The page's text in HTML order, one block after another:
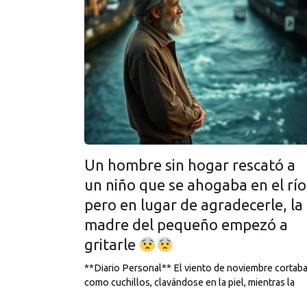
Un hombre sin hogar rescató a
un niño que se ahogaba en el
pero en lugar de agradecerle, la
madre del pequeño empezó a
gritarle
**Diario Personal** El viento de noviembre cortaba
como cuchillos, clavándose en la piel, mientras la